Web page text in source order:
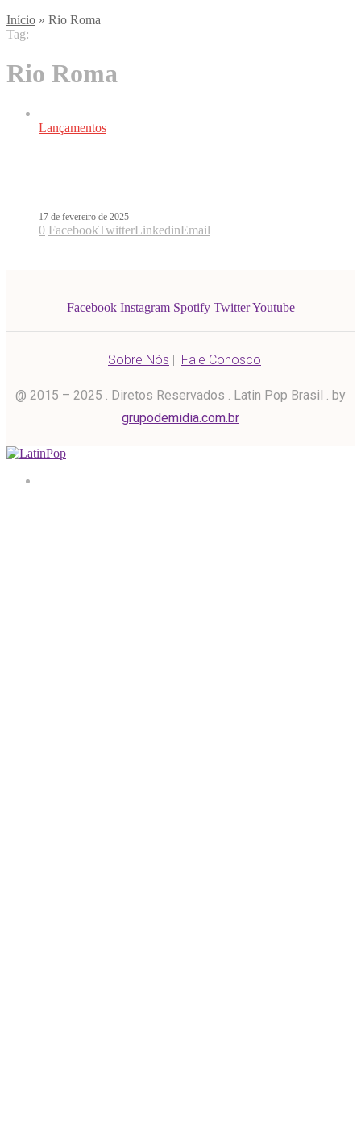
Início » Rio Roma
Tag:
Rio Roma
Lançamentos
17 de fevereiro de 2025
0 FacebookTwitterLinkedinEmail
Facebook Instagram Spotify Twitter Youtube
Sobre Nós | Fale Conosco
@ 2015 – 2025 . Diretos Reservados . Latin Pop Brasil . by
grupodemidia.com.br